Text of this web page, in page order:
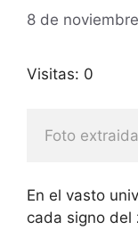
8 de
Visitas: 0
Foto
En el vasto
cada signo del